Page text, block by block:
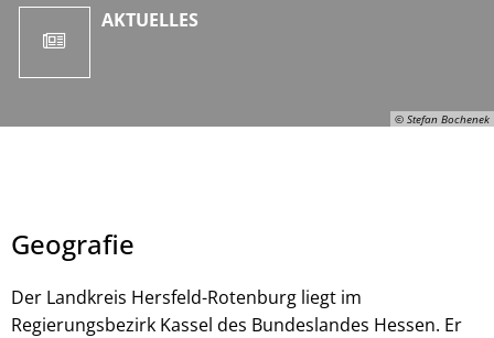
© Stefan Bochenek
AKTUELLES
Geografie
Der Landkreis Hersfeld-Rotenburg liegt im
Regierungsbezirk Kassel des Bundeslandes Hessen. Er